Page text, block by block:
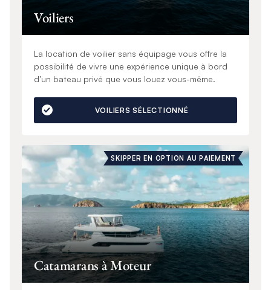
Voiliers
La location de voilier sans équipage vous offre la
possibilité de vivre une expérience unique à bord
d’un bateau privé que vous louez vous-même.
VOILIERS SÉLECTIONNÉ
SKIPPER EN OPTION AU PAIEMENT
Catamarans à Moteur